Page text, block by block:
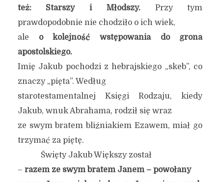
też: Starszy i Młodszy.Przy tym
prawdopodobnie nie chodziło o ich wiek,
ale o kolejność wstępowania do grona
apostolskiego.
Imię Jakub pochodzi z hebrajskiego „skeb”, co
znaczy „pięta”. Według
starotestamentalnej Księgi Rodzaju, kiedy
Jakub, wnuk Abrahama, rodził się wraz
ze swym bratem bliźniakiem Ezawem, miał go
trzymać za piętę.
Święty Jakub Większy został
– razem ze swym bratem Janem – powołany